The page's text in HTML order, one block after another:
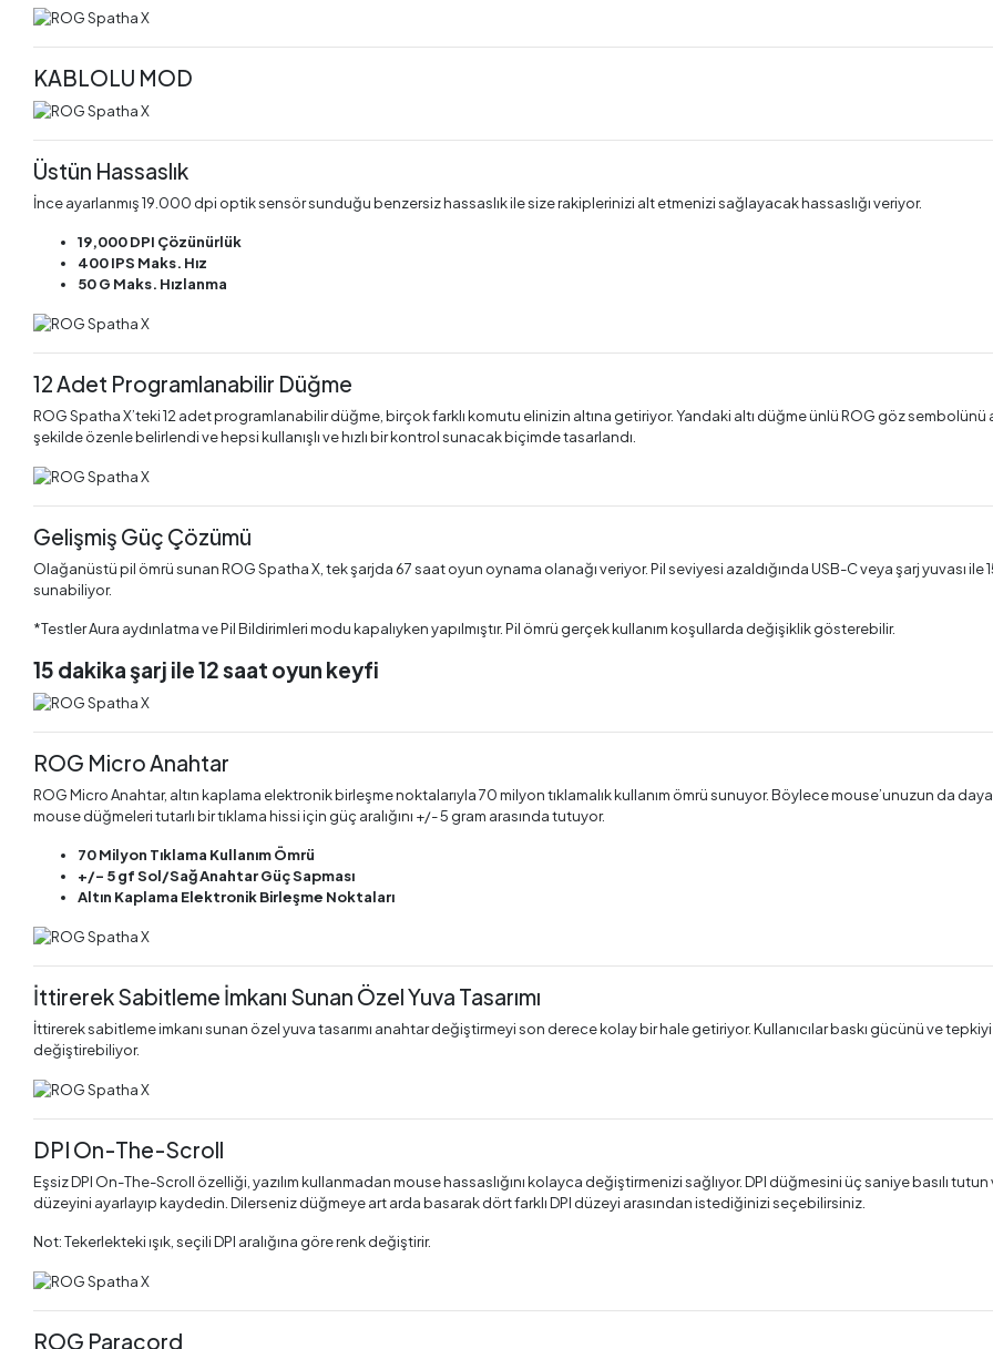
KABLOLU MOD
Üstün Hassaslık
İnce ayarlanmış 19.000 dpi optik sensör sunduğu benzersiz hassaslık ile size rakiplerinizi alt etmenizi sağlayacak hassaslığı veriyor.
19,000 DPI Çözünürlük
400 IPS Maks. Hız
50 G Maks. Hızlanma
12 Adet Programlanabilir Düğme
ROG Spatha X’teki 12 adet programlanabilir düğme, birçok farklı komutu elinizin altına getiriyor. Yandaki altı düğme ünlü ROG göz sembolünü
şekilde özenle belirlendi ve hepsi kullanışlı ve hızlı bir kontrol sunacak biçimde tasarlandı.
Gelişmiş Güç Çözümü
Olağanüstü pil ömrü sunan ROG Spatha X, tek şarjda 67 saat oyun oynama olanağı veriyor. Pil seviyesi azaldığında USB-C veya şarj yuvası
sunabiliyor.
*Testler Aura aydınlatma ve Pil Bildirimleri modu kapalıyken yapılmıştır. Pil ömrü gerçek kullanım koşullarda değişiklik gösterebilir.
15 dakika şarj ile 12 saat oyun keyfi
ROG Micro Anahtar
ROG Micro Anahtar, altın kaplama elektronik birleşme noktalarıyla 70 milyon tıklamalık kullanım ömrü sunuyor. Böylece mouse’unuzun da
mouse düğmeleri tutarlı bir tıklama hissi için güç aralığını +/- 5 gram arasında tutuyor.
70 Milyon Tıklama Kullanım Ömrü
+/- 5 gf Sol/Sağ Anahtar Güç Sapması
Altın Kaplama Elektronik Birleşme Noktaları
İttirerek Sabitleme İmkanı Sunan Özel Yuva Tasarımı
İttirerek sabitleme imkanı sunan özel yuva tasarımı anahtar değiştirmeyi son derece kolay bir hale getiriyor. Kullanıcılar baskı gücünü ve
değiştirebiliyor.
DPI On-The-Scroll
Eşsiz DPI On-The-Scroll özelliği, yazılım kullanmadan mouse hassaslığını kolayca değiştirmenizi sağlıyor. DPI düğmesini üç saniye basılı
düzeyini ayarlayıp kaydedin. Dilerseniz düğmeye art arda basarak dört farklı DPI düzeyi arasından istediğinizi seçebilirsiniz.
Not: Tekerlekteki ışık, seçili DPI aralığına göre renk değiştirir.
ROG Paracord